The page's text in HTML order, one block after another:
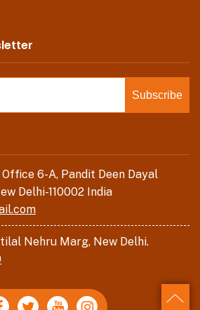
Office 6-A, Pandit Deen Dayal
Delhi-110002 India
Nehru Marg, New Delhi.